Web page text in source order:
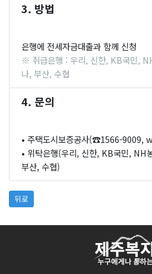
3. 방법
은행에 전세자금대출과 함께 신청
※ 취급은행 : 우리, 신한, KB국민,
나, 부산, 수협
4. 문의
• 주택도시보증공사(☎1566-9009,
• 위탁은행(우리, 신한, KB국민, NH
부산, 수협)
뒤로